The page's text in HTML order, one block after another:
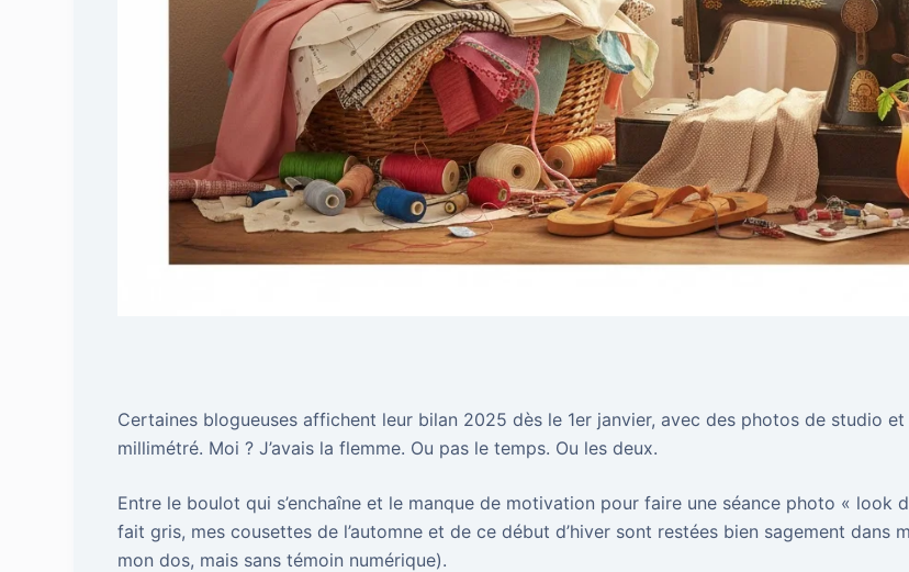
Certaines blogueuses affichent leur bilan 2025 dès le 1er janvier, avec des photos de studio et
millimétré. Moi ? J’avais la flemme. Ou pas le temps. Ou les deux.
Entre le boulot qui s’enchaîne et le manque de motivation pour faire une séance photo « look
fait gris, mes cousettes de l’automne et de ce début d’hiver sont restées bien sagement dans
mon dos, mais sans témoin numérique).